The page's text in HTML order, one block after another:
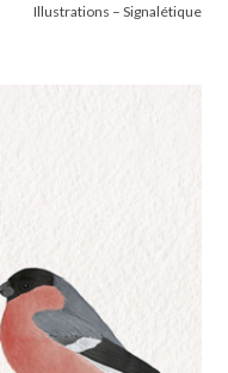
Illustrations – Signalétique